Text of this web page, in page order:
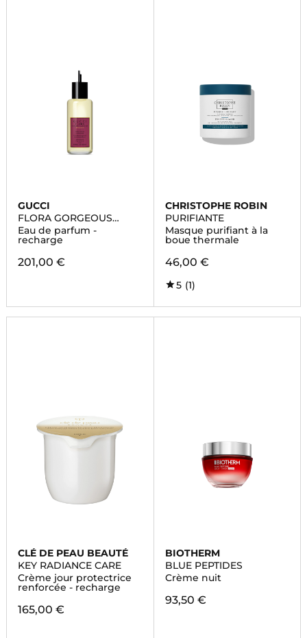
GUCCI
FLORA GORGEOUS
GARDENIA INTENSE
Eau de parfum -
recharge
201,00 €
CHRISTOPHE ROBIN
PURIFIANTE
Masque purifiant à la
boue thermale
46,00 €
5 (1)
CLÉ DE PEAU BEAUTÉ
KEY RADIANCE CARE
Crème jour protectrice
renforcée - recharge
165,00 €
BIOTHERM
BLUE PEPTIDES
Crème nuit
93,50 €